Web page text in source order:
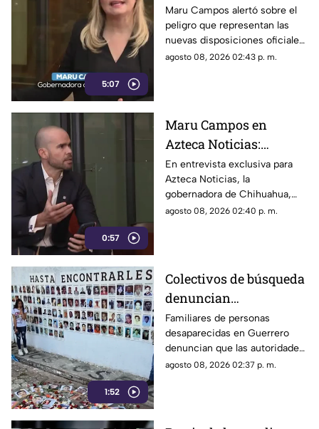
5:07
lineamientos: Alerta
que buscan sancionar a
medios críticos y
limitar la libertad de
Maru Campos alertó sobre el
peligro que representan las
nuevas disposiciones oficiales,
las cuales podrían utilizarse
agosto 08, 2026 02:43 p. m.
0:57
Maru Campos en
Azteca Noticias:
Advierte que nuevos
lineamientos del
Gobierno Federal
amenazan la libertad
En entrevista exclusiva para
Azteca Noticias, la
gobernadora de Chihuahua,
Maru Campos, alzó la voz
expresión.
agosto 08, 2026 02:40 p. m.
1:52
Colectivos de búsqueda
denuncian
restricciones para
ingresar a la sierra de
Chilpancingo
Familiares de personas
desaparecidas en Guerrero
denuncian que las autoridades
les negaron el
agosto 08, 2026 02:37 p. m.